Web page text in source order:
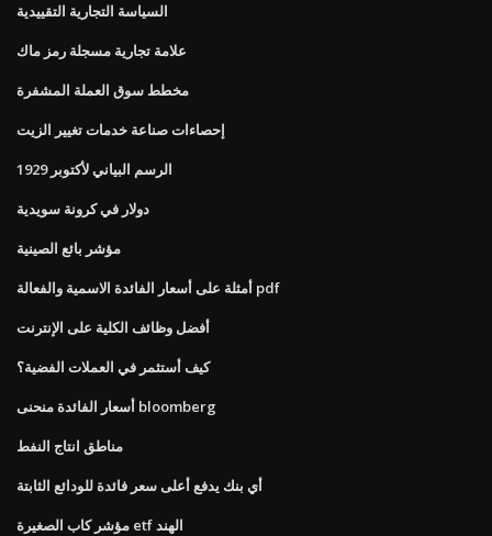
السياسة التجارية التقييدية
علامة تجارية مسجلة رمز ماك
مخطط سوق العملة المشفرة
إحصاءات صناعة خدمات تغيير الزيت
الرسم البياني لأكتوبر 1929
دولار في كرونة سويدية
مؤشر بائع الصينية
أمثلة على أسعار الفائدة الاسمية والفعالة pdf
أفضل وظائف الكلية على الإنترنت
كيف أستثمر في العملات الفضية؟
أسعار الفائدة منحنى bloomberg
مناطق انتاج النفط
أي بنك يدفع أعلى سعر فائدة للودائع الثابتة
مؤشر كاب الصغيرة etf الهند